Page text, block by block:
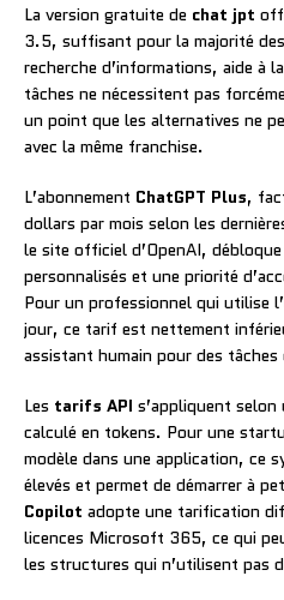
La version gratuite de chat jpt
3.5, suffisant pour la majorité
recherche d’informations, aide à
tâches ne nécessitent pas
un point que les alternatives ne
avec la même franchise.
L’abonnement ChatGPT Plus,
dollars par mois selon les
le site officiel d’OpenAI,
personnalisés et une priorité
Pour un professionnel qui utilise
jour, ce tarif est nettement
assistant humain pour des tâches
Les tarifs API s’appliquent
calculé en tokens. Pour une
modèle dans une application, ce
élevés et permet de démarrer à
Copilot adopte une tarification
licences Microsoft 365, ce qui
les structures qui n’utilisent pas